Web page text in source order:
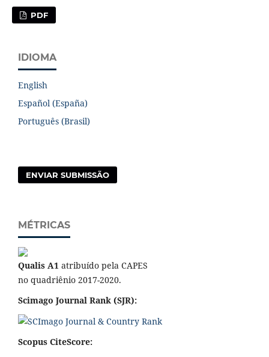
PDF
IDIOMA
English
Español (España)
Português (Brasil)
ENVIAR SUBMISSÃO
MÉTRICAS
Qualis A1 atribuído pela CAPES
no quadriênio 2017-2020.
Scimago Journal Rank (SJR):
Scopus CiteScore: